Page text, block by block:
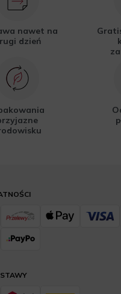
nawet na
dzień